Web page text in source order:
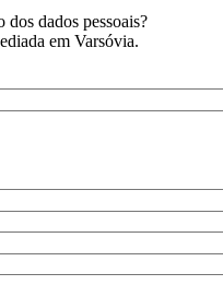
dos dados pessoais?
em Varsóvia.